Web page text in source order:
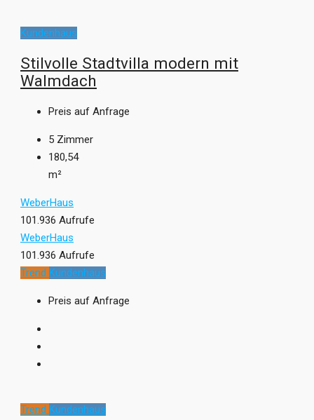
Kundenhaus
Stilvolle Stadtvilla modern mit
Walmdach
Preis auf Anfrage
5 Zimmer
180,54
m²
WeberHaus
101.936 Aufrufe
WeberHaus
101.936 Aufrufe
Trend Kundenhaus
Preis auf Anfrage
Trend Kundenhaus